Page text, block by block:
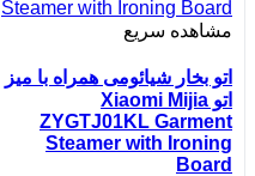
مشاهده سریع
اتو بخار شیائومی همراه با میز
اتو Xiaomi Mijia
ZYGTJ01KL Garment
Steamer with Ironing
Board